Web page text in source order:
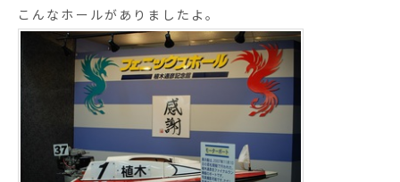
こんなホールがありましたよ。